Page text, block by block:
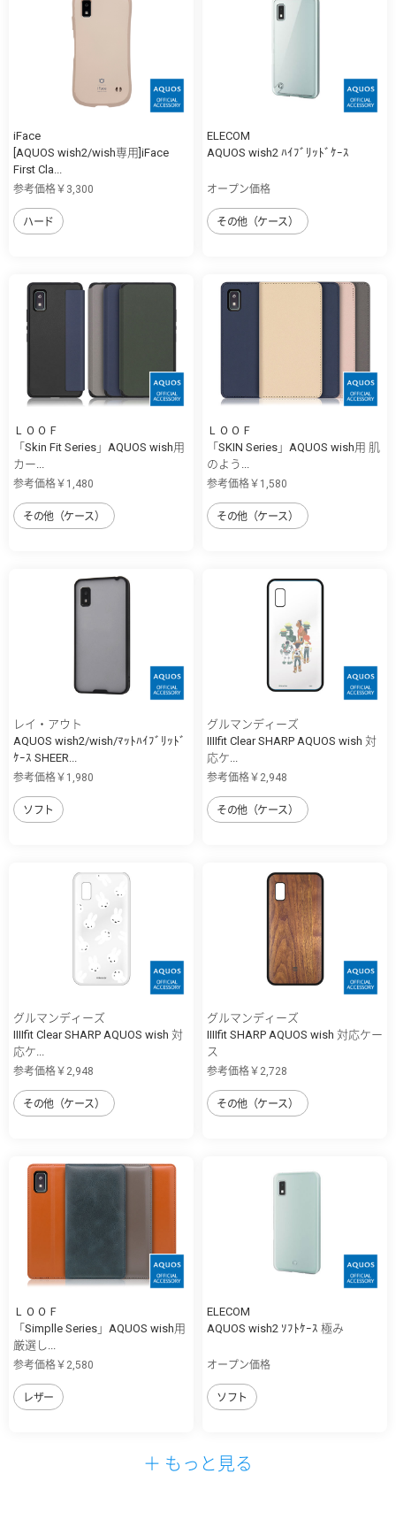
iFace
[AQUOS wish2/wish専用]iFace
First Cla...
参考価格￥3,300
ハード
ELECOM
AQUOS wish2 ﾊｲﾌﾞﾘｯﾄﾞｹｰｽ
オープン価格
その他（ケース）
ＬＯＯＦ
「Skin Fit Series」AQUOS wish用
カー...
参考価格￥1,480
その他（ケース）
ＬＯＯＦ
「SKIN Series」AQUOS wish用 肌
のよう...
参考価格￥1,580
その他（ケース）
レイ・アウト
AQUOS wish2/wish/ﾏｯﾄﾊｲﾌﾞﾘｯﾄﾞ
ｹｰｽ SHEER...
参考価格￥1,980
ソフト
グルマンディーズ
IIIIfit Clear SHARP AQUOS wish 対
応ケ...
参考価格￥2,948
その他（ケース）
グルマンディーズ
IIIIfit Clear SHARP AQUOS wish 対
応ケ...
参考価格￥2,948
その他（ケース）
グルマンディーズ
IIIIfit SHARP AQUOS wish 対応ケー
ス
参考価格￥2,728
その他（ケース）
ＬＯＯＦ
「Simplle Series」AQUOS wish用
厳選し...
参考価格￥2,580
レザー
ELECOM
AQUOS wish2 ｿﾌﾄｹｰｽ 極み
オープン価格
ソフト
＋ もっと見る